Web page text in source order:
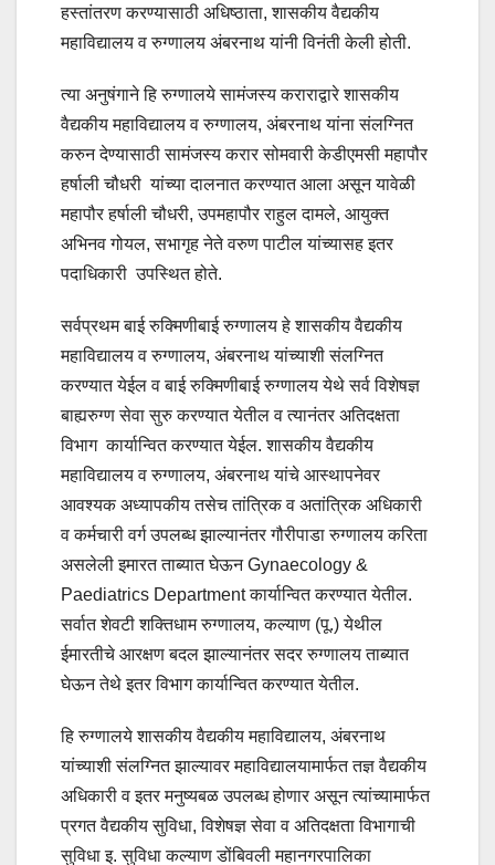
हस्तांतरण करण्यासाठी अधिष्ठाता, शासकीय वैद्यकीय
महाविद्यालय व रुग्णालय अंबरनाथ यांनी विनंती केली होती.
त्या अनुषंगाने हि रुग्णालये सामंजस्य कराराद्वारे शासकीय
वैद्यकीय महाविद्यालय व रुग्णालय, अंबरनाथ यांना संलग्नित
करुन देण्यासाठी सामंजस्य करार सोमवारी केडीएमसी महापौर
हर्षाली चौधरी यांच्या दालनात करण्यात आला असून यावेळी
महापौर हर्षाली चौधरी, उपमहापौर राहुल दामले, आयुक्त
अभिनव गोयल, सभागृह नेते वरुण पाटील यांच्यासह इतर
पदाधिकारी उपस्थित होते.
सर्वप्रथम बाई रुक्मिणीबाई रुग्णालय हे शासकीय वैद्यकीय
महाविद्यालय व रुग्णालय, अंबरनाथ यांच्याशी संलग्नित
करण्यात येईल व बाई रुक्मिणीबाई रुग्णालय येथे सर्व विशेषज्ञ
बाह्यरुग्ण सेवा सुरु करण्यात येतील व त्यानंतर अतिदक्षता
विभाग कार्यान्वित करण्यात येईल. शासकीय वैद्यकीय
महाविद्यालय व रुग्णालय, अंबरनाथ यांचे आस्थापनेवर
आवश्यक अध्यापकीय तसेच तांत्रिक व अतांत्रिक अधिकारी
व कर्मचारी वर्ग उपलब्ध झाल्यानंतर गौरीपाडा रुग्णालय करिता
असलेली इमारत ताब्यात घेऊन Gynaecology &
Paediatrics Department कार्यान्वित करण्यात येतील.
सर्वात शेवटी शक्तिधाम रुग्णालय, कल्याण (पू.) येथील
ईमारतीचे आरक्षण बदल झाल्यानंतर सदर रुग्णालय ताब्यात
घेऊन तेथे इतर विभाग कार्यान्वित करण्यात येतील.
हि रुग्णालये शासकीय वैद्यकीय महाविद्यालय, अंबरनाथ
यांच्याशी संलग्नित झाल्यावर महाविद्यालयामार्फत तज्ञ वैद्यकीय
अधिकारी व इतर मनुष्यबळ उपलब्ध होणार असून त्यांच्यामार्फत
प्रगत वैद्यकीय सुविधा, विशेषज्ञ सेवा व अतिदक्षता विभागाची
सुविधा इ. सुविधा कल्याण डोंबिवली महानगरपालिका